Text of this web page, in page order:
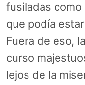
fusiladas como
que podía
Fuera de eso,
curso
lejos de la